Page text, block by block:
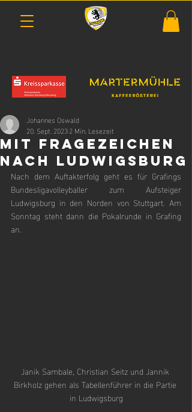
Mit Fragezeichen
nach Ludwigsburg
Johannes Oswald
20. Sept. 20232 Min. Lesezeit
Nach dem Auftakterfolg geht es für Grafings
Bundesligavolleyballer zum Aufsteiger
Ludwigsburg in den Norden von Stuttgart. Am
Sonntag steht dann die Pokalrunde in Grafing
an.
Janik Sambale, Christian Seitz und Jannik
Birkholz gehen als Tabellenführer in die Partie
in Ludwigsburg